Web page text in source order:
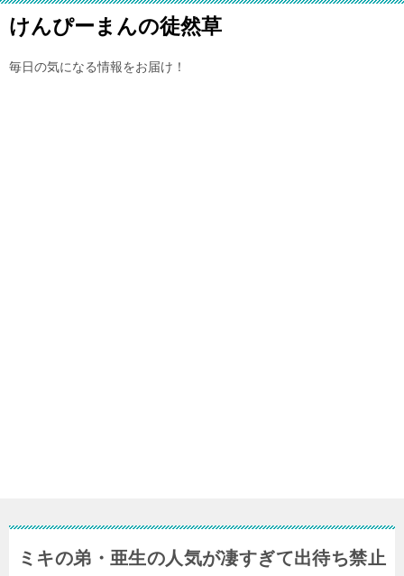
けんぴーまんの徒然草
毎日の気になる情報をお届け！
ミキの弟・亜生の人気が凄すぎて出待ち禁止